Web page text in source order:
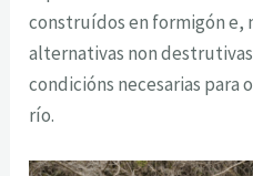
construídos en formigón e,
alternativas non
condicións necesarias para
río.